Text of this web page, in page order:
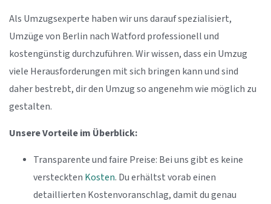
Als Umzugsexperte haben wir uns darauf spezialisiert,
Umzüge von Berlin nach Watford professionell und
kostengünstig durchzuführen. Wir wissen, dass ein Umzug
viele Herausforderungen mit sich bringen kann und sind
daher bestrebt, dir den Umzug so angenehm wie möglich zu
gestalten.
Unsere Vorteile im Überblick:
Transparente und faire Preise: Bei uns gibt es keine
versteckten Kosten. Du erhältst vorab einen
detaillierten Kostenvoranschlag, damit du genau